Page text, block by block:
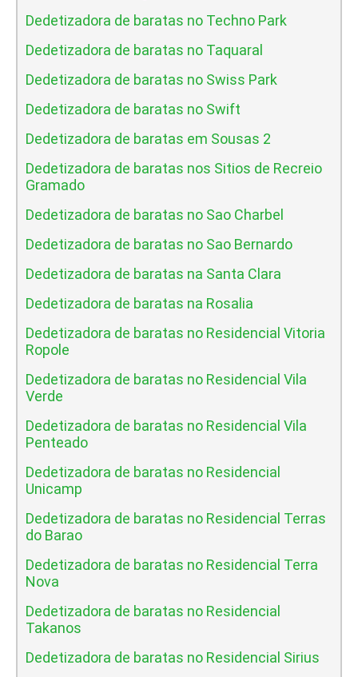
Dedetizadora de baratas no Techno Park
Dedetizadora de baratas no Taquaral
Dedetizadora de baratas no Swiss Park
Dedetizadora de baratas no Swift
Dedetizadora de baratas em Sousas 2
Dedetizadora de baratas nos Sitios de Recreio
Gramado
Dedetizadora de baratas no Sao Charbel
Dedetizadora de baratas no Sao Bernardo
Dedetizadora de baratas na Santa Clara
Dedetizadora de baratas na Rosalia
Dedetizadora de baratas no Residencial Vitoria
Ropole
Dedetizadora de baratas no Residencial Vila
Verde
Dedetizadora de baratas no Residencial Vila
Penteado
Dedetizadora de baratas no Residencial
Unicamp
Dedetizadora de baratas no Residencial Terras
do Barao
Dedetizadora de baratas no Residencial Terra
Nova
Dedetizadora de baratas no Residencial
Takanos
Dedetizadora de baratas no Residencial Sirius